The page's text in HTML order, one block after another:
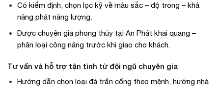
Có kiểm định, chọn lọc kỹ về màu sắc – độ trong – khả
năng phát năng lượng.
Được chuyên gia phong thủy tại An Phát khai quang –
phân loại công năng trước khi giao cho khách.
Tư vấn và hỗ trợ tận tình từ đội ngũ chuyên gia
Hướng dẫn chọn loại đá trấn cổng theo mệnh, hướng nhà